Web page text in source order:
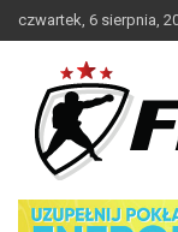
to
czwartek, 6 sierpnia,